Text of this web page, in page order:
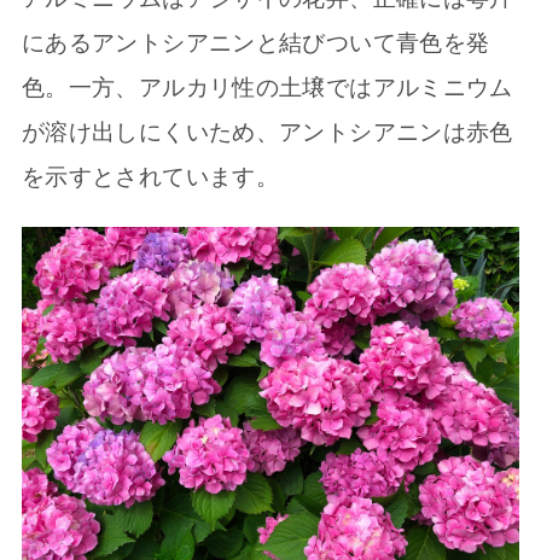
にあるアントシアニンと結びついて青色を発
色。一方、アルカリ性の土壌ではアルミニウム
が溶け出しにくいため、アントシアニンは赤色
を示すとされています。